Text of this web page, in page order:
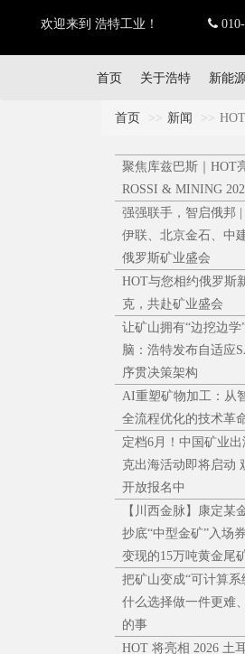
欢迎来到 浩特工业！
首页 关于浩特 新能
首页 新闻
聚焦库兹巴斯｜HOT
ROSSI & MINING
强强联手，智启俄邦
伊联、北京金石、中
俄罗斯矿业盛会
HOT与您相约俄罗斯
克，共赴矿业盛会
让矿山拥有“边挖边学
脑：浩特发布自适应
序贯决策架构
AI重塑矿物加工：从
全流程优化的技术革
定档6月！中国矿业
克出海活动即将启动
开放报名中
【川西金脉】康定某
抄底“中型金矿”入场
变现的15万吨黄金尾
把矿山变成“可计算系
什么选择做一件更难
的事
HOT 将亮相 2026 土